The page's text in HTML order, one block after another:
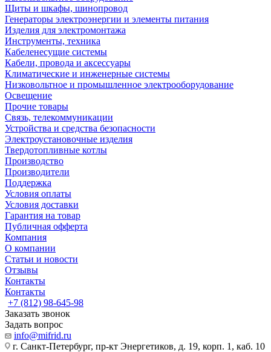
Щиты и шкафы, шинопровод
Генераторы электроэнергии и элементы питания
Изделия для электромонтажа
Инструменты, техника
Кабеленесущие системы
Кабели, провода и аксессуары
Климатические и инженерные системы
Низковольтное и промышленное электрооборудование
Освещение
Прочие товары
Связь, телекоммуникации
Устройства и средства безопасности
Электроустановочные изделия
Твердотопливные котлы
Производство
Производители
Поддержка
Условия оплаты
Условия доставки
Гарантия на товар
Публичная офферта
Компания
О компании
Статьи и новости
Отзывы
Контакты
Контакты
+7 (812) 98-645-98
Заказать звонок
Задать вопрос
info@mifrid.ru
г. Санкт-Петербург, пр-кт Энергетиков, д. 19, корп. 1, каб. 10